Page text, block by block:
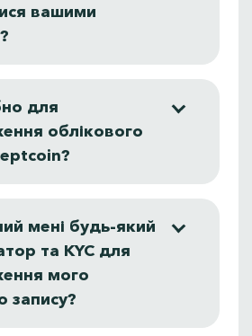
вашими
для
облікового
мені будь-який
та KYC для
мого
запису?